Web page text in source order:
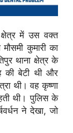
में उस वक्त
कुमारी का
थाना क्षेत्र के
की बेटी थी और
थी। वह कृष्णा
थी। पुलिस के
ने देखा, जो